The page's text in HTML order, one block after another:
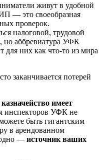
живут в удобной
— это своеобразная
проверок.
налоговой, трудовой
но аббревиатура УФК
для них как что-то из мира
заканчивается потерей
имеет
инспекторов УФК не
быть гигантским
в арендованном
одно — источник ваших